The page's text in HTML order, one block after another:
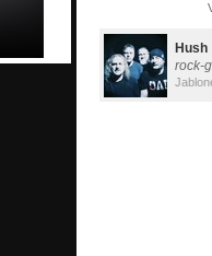
Hush
rock-